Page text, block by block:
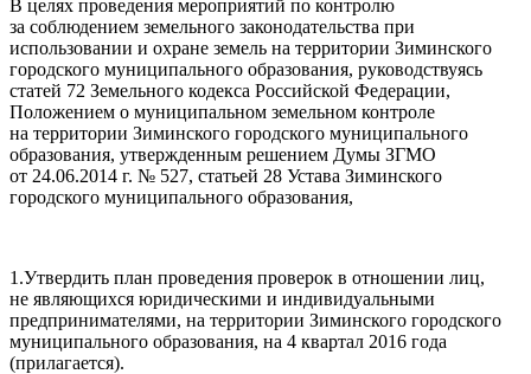
В целях проведения мероприятий по контролю
за соблюдением земельного законодательства при
использовании и охране земель на территории Зиминского
городского муниципального образования, руководствуясь
статей 72 Земельного кодекса Российской Федерации,
Положением о муниципальном земельном контроле
на территории Зиминского городского муниципального
образования, утвержденным решением Думы ЗГМО
от 24.06.2014 г. № 527, статьей 28 Устава Зиминского
городского муниципального образования,
1.Утвердить план проведения проверок в отношении лиц,
не являющихся юридическими и индивидуальными
предпринимателями, на территории Зиминского городского
муниципального образования, на 4 квартал 2016 года
(прилагается).